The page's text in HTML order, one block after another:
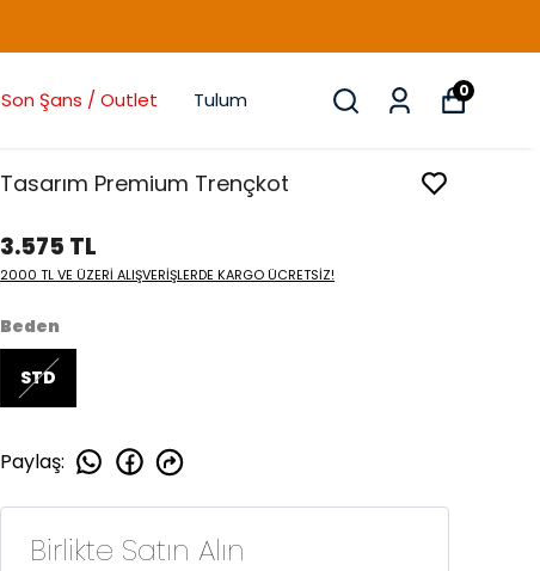
Son Şans / Outlet Tulum 0
Tasarım Premium Trençkot
3.575 TL
2000 TL VE ÜZERİ ALIŞVERİŞLERDE KARGO ÜCRETSİZ!
Beden
STD
Paylaş:
Birlikte Satın Alın